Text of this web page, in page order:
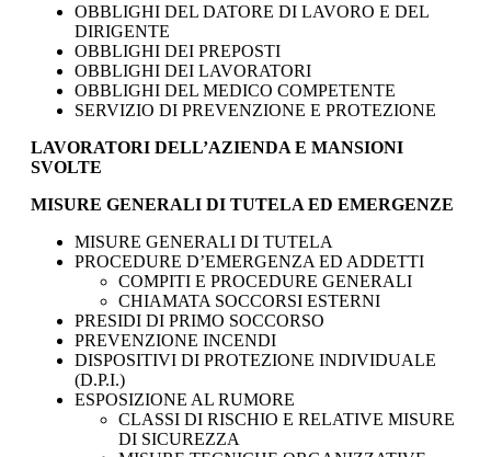
OBBLIGHI DEL DATORE DI LAVORO E DEL
DIRIGENTE
OBBLIGHI DEI PREPOSTI
OBBLIGHI DEI LAVORATORI
OBBLIGHI DEL MEDICO COMPETENTE
SERVIZIO DI PREVENZIONE E PROTEZIONE
LAVORATORI DELL’AZIENDA E MANSIONI
SVOLTE
MISURE GENERALI DI TUTELA ED EMERGENZE
MISURE GENERALI DI TUTELA
PROCEDURE D’EMERGENZA ED ADDETTI
COMPITI E PROCEDURE GENERALI
CHIAMATA SOCCORSI ESTERNI
PRESIDI DI PRIMO SOCCORSO
PREVENZIONE INCENDI
DISPOSITIVI DI PROTEZIONE INDIVIDUALE
(D.P.I.)
ESPOSIZIONE AL RUMORE
CLASSI DI RISCHIO E RELATIVE MISURE
DI SICUREZZA